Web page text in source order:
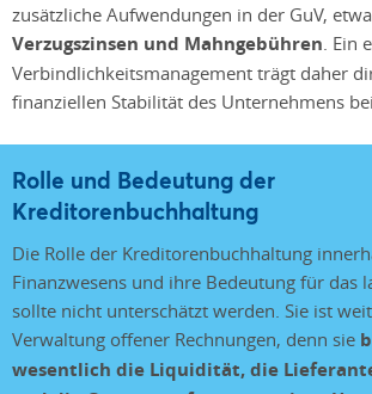
zusätzliche Aufwendungen in der GuV,
Verzugszinsen und Mahngebühren . Ein
Verbindlichkeitsmanagement trägt daher
finanziellen Stabilität des Unternehmens bei.
Rolle und Bedeutung der
Kreditorenbuchhaltung
Die Rolle der Kreditorenbuchhaltung
Finanzwesens und ihre Bedeutung für das
sollte nicht unterschätzt werden. Sie ist
Verwaltung offener Rechnungen, denn sie
wesentlich die Liquidität, die